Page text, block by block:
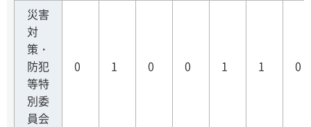
災害
対
策・
防犯
等特
別委
員会
0 1 0 0 1 1 0